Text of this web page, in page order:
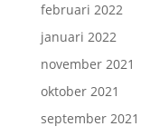
februari 2022
januari 2022
november 2021
oktober 2021
september 2021